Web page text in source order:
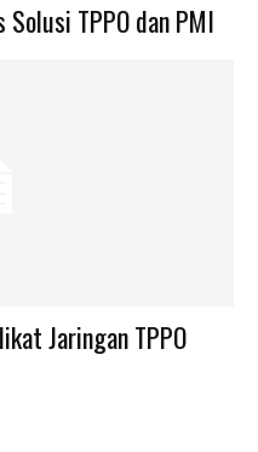
TPPO dan PMI
Jaringan TPPO